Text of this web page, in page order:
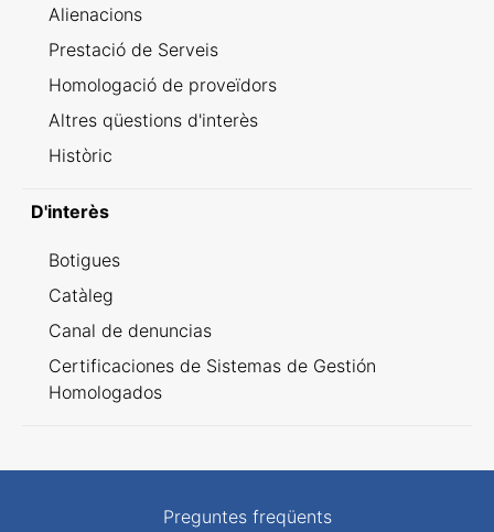
Alienacions
Prestació de Serveis
Homologació de proveïdors
Altres qüestions d'interès
Històric
D'interès
Botigues
Catàleg
Canal de denuncias
Certificaciones de Sistemas de Gestión
Homologados
Preguntes freqüents